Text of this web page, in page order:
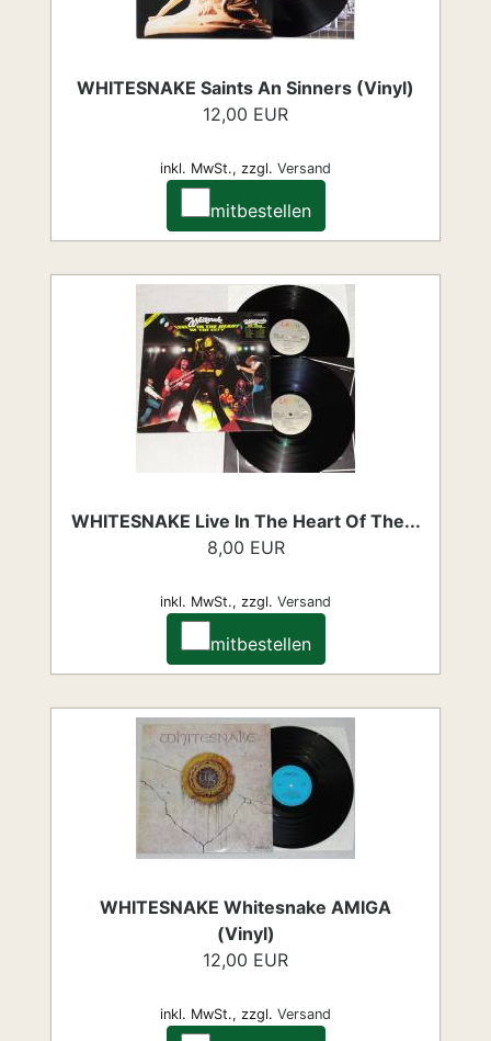
WHITESNAKE Saints An Sinners (Vinyl)
12,00 EUR
inkl. MwSt., zzgl. Versand
mitbestellen
WHITESNAKE Live In The Heart Of The...
8,00 EUR
inkl. MwSt., zzgl. Versand
mitbestellen
WHITESNAKE Whitesnake AMIGA
(Vinyl)
12,00 EUR
inkl. MwSt., zzgl. Versand